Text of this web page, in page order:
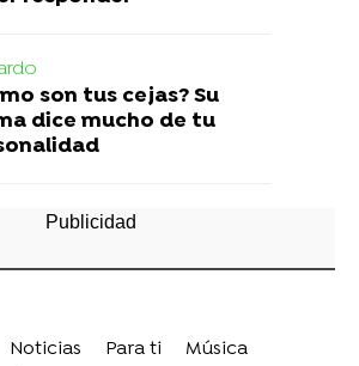
son tus cejas? Su
dice mucho de tu
Noticias Para ti
Música